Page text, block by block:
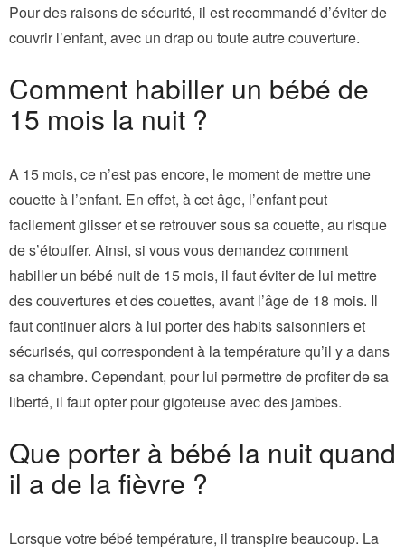
Pour des raisons de sécurité, il est recommandé d’éviter de
couvrir l’enfant, avec un drap ou toute autre couverture.
Comment habiller un bébé de
15 mois la nuit ?
A 15 mois, ce n’est pas encore, le moment de mettre une
couette à l’enfant. En effet, à cet âge, l’enfant peut
facilement glisser et se retrouver sous sa couette, au risque
de s’étouffer. Ainsi, si vous vous demandez comment
habiller un bébé nuit de 15 mois, il faut éviter de lui mettre
des couvertures et des couettes, avant l’âge de 18 mois. Il
faut continuer alors à lui porter des habits saisonniers et
sécurisés, qui correspondent à la température qu’il y a dans
sa chambre. Cependant, pour lui permettre de profiter de sa
liberté, il faut opter pour gigoteuse avec des jambes.
Que porter à bébé la nuit quand
il a de la fièvre ?
Lorsque votre bébé température, il transpire beaucoup. La